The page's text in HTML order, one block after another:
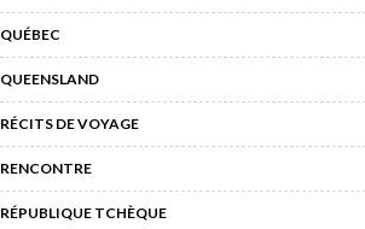
QUÉBEC
QUEENSLAND
RÉCITS DE VOYAGE
RENCONTRE
RÉPUBLIQUE TCHÈQUE